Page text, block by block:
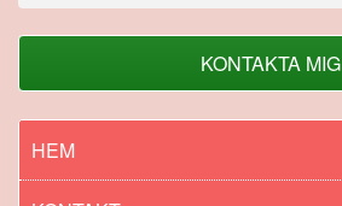
KONTAKTA MIG
HEM